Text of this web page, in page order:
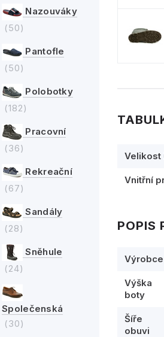
Nazouváky
(50)
Pantofle
(50)
Polobotky
(182)
Pracovní
(36)
Rekreační
(67)
Sandály
(28)
Sněhule
(24)
Společenská
(30)
Velikost
Vnitřní
POPIS
Výrobce
Výška
boty
Šíře
obuvi